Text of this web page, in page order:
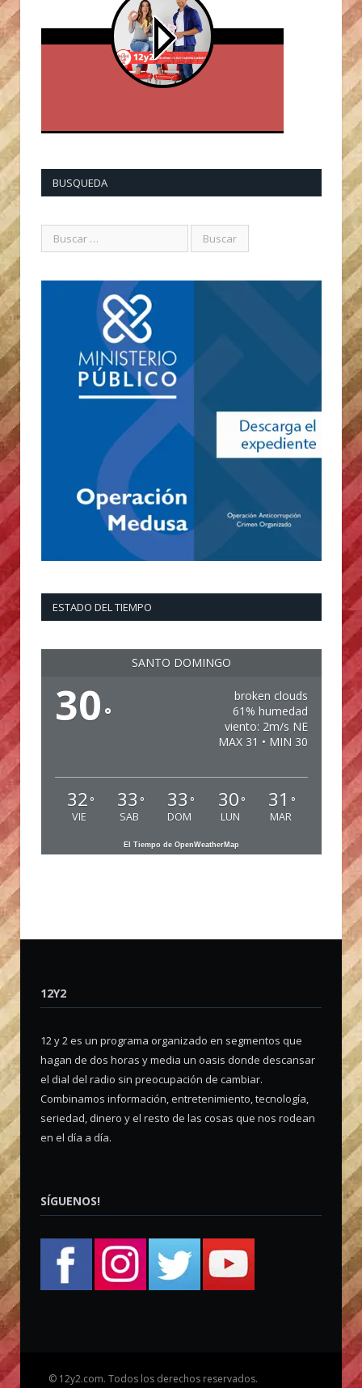
BUSQUEDA
ESTADO DEL TIEMPO
SANTO DOMINGO
30 °
broken clouds
61% humedad
viento: 2m/s NE
MAX 31 • MIN 30
32 °
VIE
33 °
SAB
33 °
DOM
30 °
LUN
31 °
MAR
El Tiempo de OpenWeatherMap
12Y2
12 y 2 es un programa organizado en segmentos que
hagan de dos horas y media un oasis donde descansar
el dial del radio sin preocupación de cambiar.
Combinamos información, entretenimiento, tecnología,
seriedad, dinero y el resto de las cosas que nos rodean
en el día a día.
SÍGUENOS!
© 12y2.com. Todos los derechos reservados.